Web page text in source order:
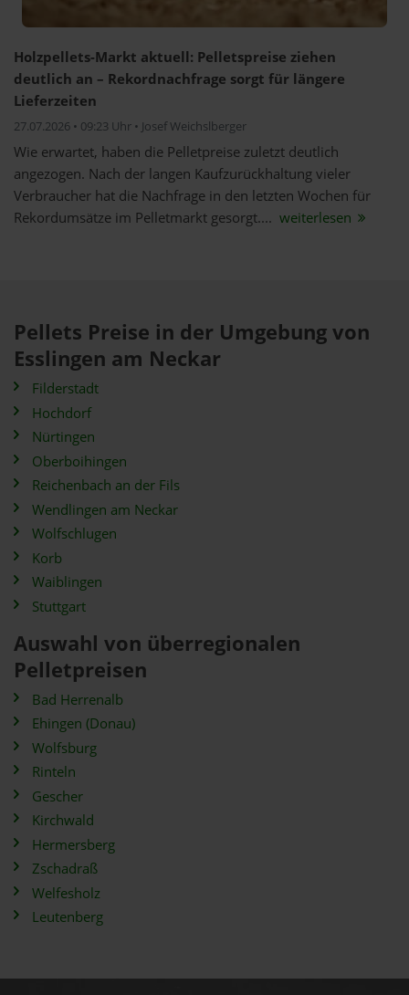
Holzpellets-Markt aktuell: Pelletspreise ziehen
deutlich an – Rekordnachfrage sorgt für längere
Lieferzeiten
27.07.2026 • 09:23 Uhr • Josef Weichslberger
Wie erwartet, haben die Pelletpreise zuletzt deutlich
angezogen. Nach der langen Kaufzurückhaltung vieler
Verbraucher hat die Nachfrage in den letzten Wochen für
Rekordumsätze im Pelletmarkt gesorgt.... weiterlesen
Pellets Preise in der Umgebung von
Esslingen am Neckar
Filderstadt
Hochdorf
Nürtingen
Oberboihingen
Reichenbach an der Fils
Wendlingen am Neckar
Wolfschlugen
Korb
Waiblingen
Stuttgart
Auswahl von überregionalen
Pelletpreisen
Bad Herrenalb
Ehingen (Donau)
Wolfsburg
Rinteln
Gescher
Kirchwald
Hermersberg
Zschadraß
Welfesholz
Leutenberg